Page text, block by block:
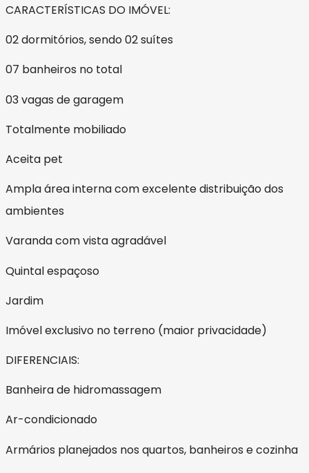
CARACTERÍSTICAS DO IMÓVEL:
02 dormitórios, sendo 02 suítes
07 banheiros no total
03 vagas de garagem
Totalmente mobiliado
Aceita pet
Ampla área interna com excelente distribuição dos
ambientes
Varanda com vista agradável
Quintal espaçoso
Jardim
Imóvel exclusivo no terreno (maior privacidade)
DIFERENCIAIS:
Banheira de hidromassagem
Ar-condicionado
Armários planejados nos quartos, banheiros e cozinha